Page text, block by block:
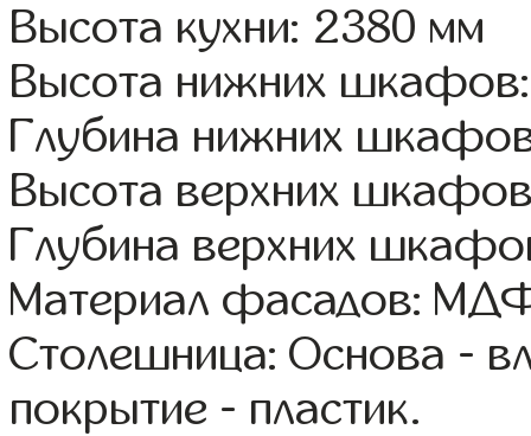
Высота кухни: 2380 мм
Высота нижних
Глубина нижних
Высота верхних
Глубина верхних
Материал фасадов:
Столешница: Основа -
покрытие - пластик.